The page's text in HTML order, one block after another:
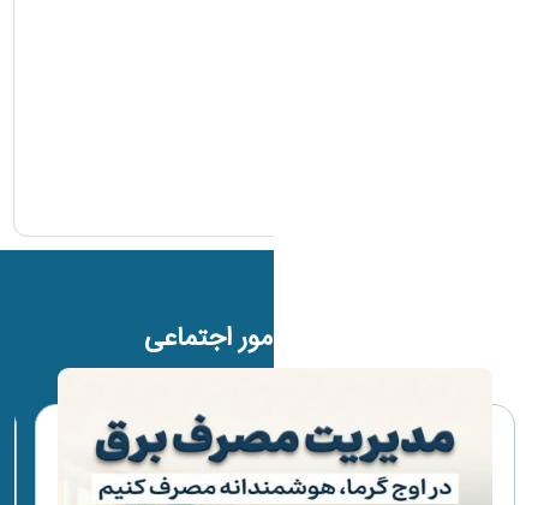
رویداد های امور اجتماعی